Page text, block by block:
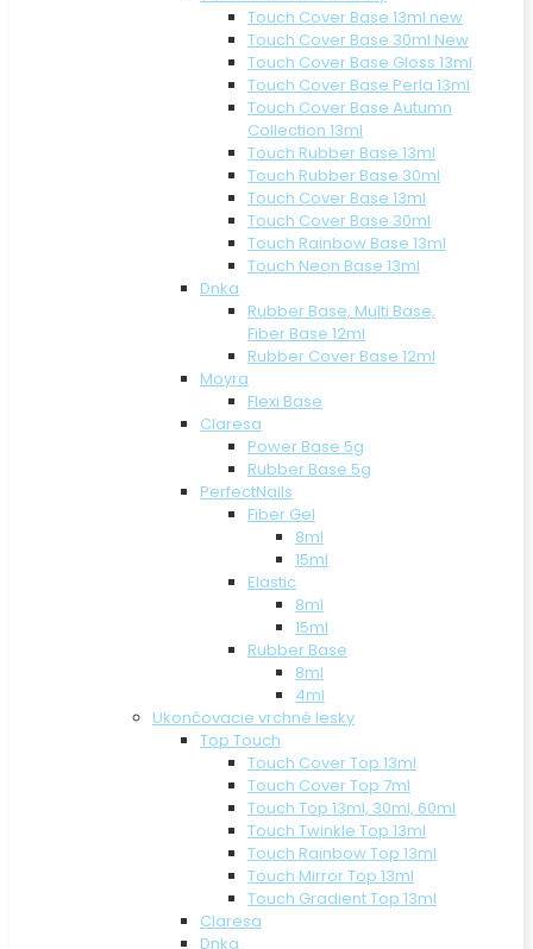
Touch Cover Base 13ml new
Touch Cover Base 30ml New
Touch Cover Base Gloss 13ml
Touch Cover Base Perla 13ml
Touch Cover Base Autumn
Collection 13ml
Touch Rubber Base 13ml
Touch Rubber Base 30ml
Touch Cover Base 13ml
Touch Cover Base 30ml
Touch Rainbow Base 13ml
Touch Neon Base 13ml
Dnka
Rubber Base, Multi Base,
Fiber Base 12ml
Rubber Cover Base 12ml
Moyra
Flexi Base
Claresa
Power Base 5g
Rubber Base 5g
PerfectNails
Fiber Gel
8ml
15ml
Elastic
8ml
15ml
Rubber Base
8ml
4ml
Ukončovacie vrchné lesky
Top Touch
Touch Cover Top 13ml
Touch Cover Top 7ml
Touch Top 13ml, 30ml, 60ml
Touch Twinkle Top 13ml
Touch Rainbow Top 13ml
Touch Mirror Top 13ml
Touch Gradient Top 13ml
Claresa
Dnka